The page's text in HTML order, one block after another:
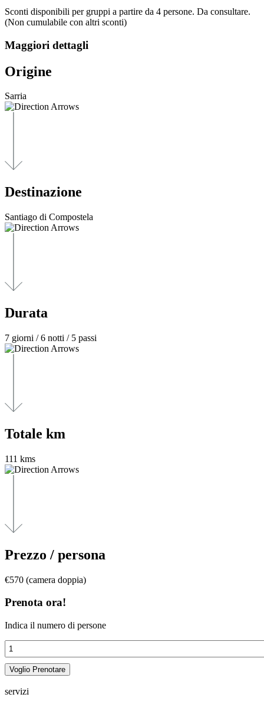
Sconti disponibili per gruppi a partire da 4 persone. Da consultare.
(Non cumulabile con altri sconti)
Maggiori dettagli
Origine
Sarria
Destinazione
Santiago di Compostela
Durata
7 giorni / 6 notti / 5 passi
Totale km
111 kms
Prezzo / persona
€570 (camera doppia)
Prenota ora!
Indica il numero di persone
Cammino
di
Santiago
da
Sarria
quantità
Voglio Prenotare
servizi